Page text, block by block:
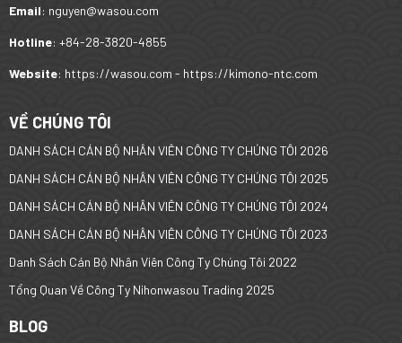
Email: nguyen@wasou.com
Hotline: +84-28-3820-4855
Website: https://wasou.com - https://kimono-ntc.com
VỀ CHÚNG TÔI
DANH SÁCH CÁN BỘ NHÂN VIÊN CÔNG TY CHÚNG TÔI 2026
DANH SÁCH CÁN BỘ NHÂN VIÊN CÔNG TY CHÚNG TÔI 2025
DANH SÁCH CÁN BỘ NHÂN VIÊN CÔNG TY CHÚNG TÔI 2024
DANH SÁCH CÁN BỘ NHÂN VIÊN CÔNG TY CHÚNG TÔI 2023
Danh Sách Cán Bộ Nhân Viên Công Ty Chúng Tôi 2022
Tổng Quan Về Công Ty Nihonwasou Trading 2025
BLOG